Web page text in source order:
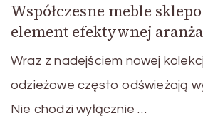
Współczesne meble
element efektywnej
Wraz z nadejściem nowej
odzieżowe często odświeżają
Nie chodzi wyłącznie …